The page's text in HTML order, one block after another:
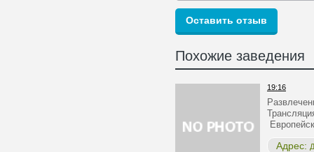
Похожие заведения
19:16
Адрес: